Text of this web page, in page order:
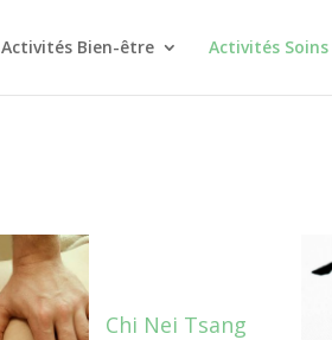
Activités Bien-être Activités Soins
Chi Nei Tsang